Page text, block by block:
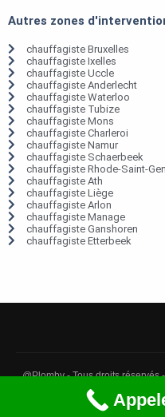
Autres zones
chauffagiste Bruxelles
chauffagiste Ixelles
chauffagiste Uccle
chauffagiste Anderlecht
chauffagiste Waterloo
chauffagiste Tubize
chauffagiste Mons
chauffagiste Charleroi
chauffagiste Namur
chauffagiste Schaerbeek
chauffagiste Rhode-Saint-
chauffagiste Ath
chauffagiste Liège
chauffagiste Arlon
chauffagiste Manage
chauffagiste Ganshoren
chauffagiste Etterbeek
@Plomby - Tous droits réservés
Débouchage Belgique